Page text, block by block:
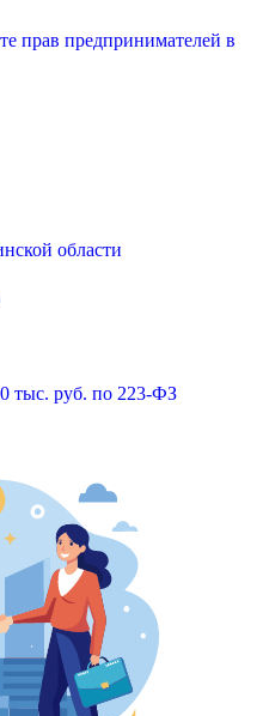
прав предпринимателей в
области
тыс. руб. по 223-ФЗ